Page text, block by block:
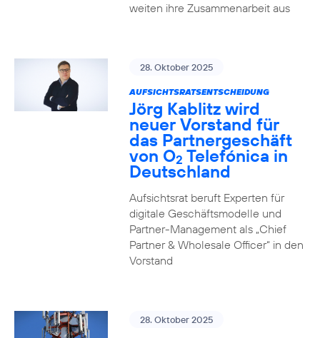
weiten ihre Zusammenarbeit aus
28. Oktober 2025
AUFSICHTSRATSENTSCHEIDUNG
Jörg Kablitz wird
neuer Vorstand für
das Partnergeschäft
von O2 Telefónica in
Deutschland
Aufsichtsrat beruft Experten für
digitale Geschäftsmodelle und
Partner-Management als „Chief
Partner & Wholesale Officer“ in den
Vorstand
28. Oktober 2025